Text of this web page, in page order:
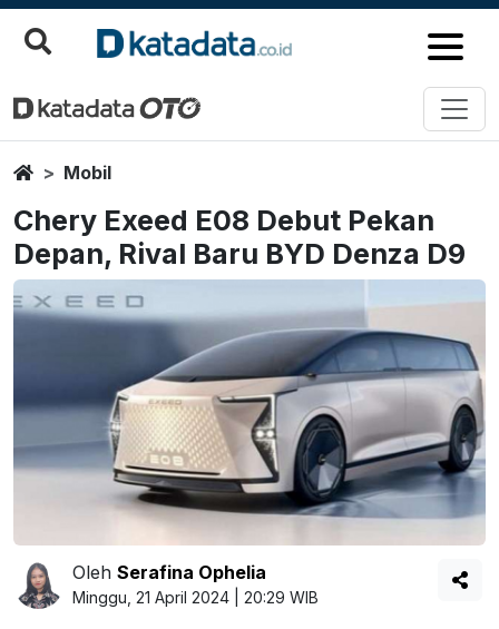
HomeMobil
Chery Exeed E08 Debut Pekan
Depan, Rival Baru BYD Denza D9
Oleh Serafina Ophelia
Minggu, 21 April 2024 | 20:29 WIB